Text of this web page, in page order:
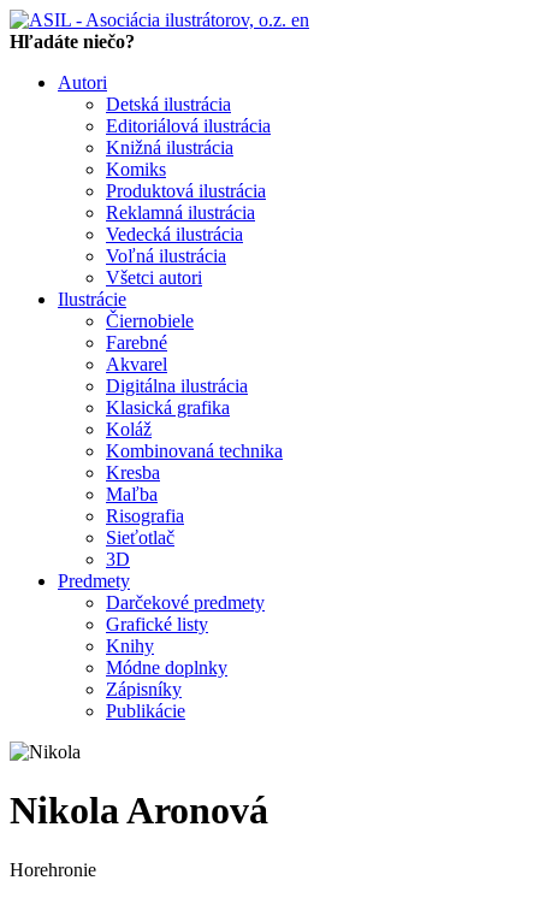
en
Hľadáte niečo?
Autori
Detská ilustrácia
Editoriálová ilustrácia
Knižná ilustrácia
Komiks
Produktová ilustrácia
Reklamná ilustrácia
Vedecká ilustrácia
Voľná ilustrácia
Všetci autori
Ilustrácie
Čiernobiele
Farebné
Akvarel
Digitálna ilustrácia
Klasická grafika
Koláž
Kombinovaná technika
Kresba
Maľba
Risografia
Sieťotlač
3D
Predmety
Darčekové predmety
Grafické listy
Knihy
Módne doplnky
Zápisníky
Publikácie
Nikola Aronová
Horehronie